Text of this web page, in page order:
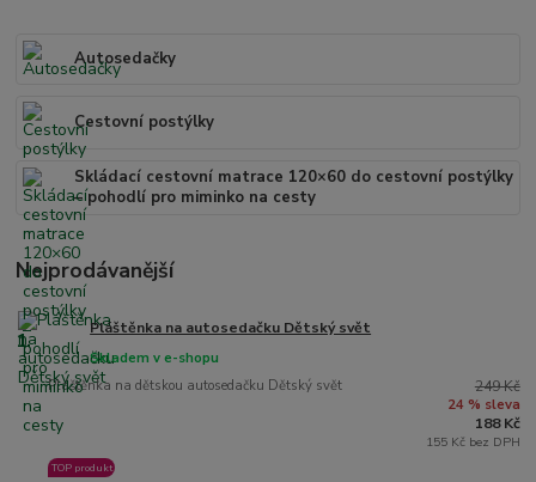
Autosedačky
Cestovní postýlky
Skládací cestovní matrace 120×60 do cestovní postýlky
– pohodlí pro miminko na cesty
Nejprodávanější
1. Pláštěnka na autosedačku Dětský svět
Pláštěnka na dětskou autosedačku Dětský svět
Skladem v e-shopu
TOP produkt
249 Kč
24 % sleva
188 Kč
155 Kč bez DPH